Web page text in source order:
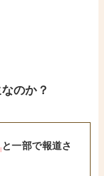
のか？
と一部で報道さ